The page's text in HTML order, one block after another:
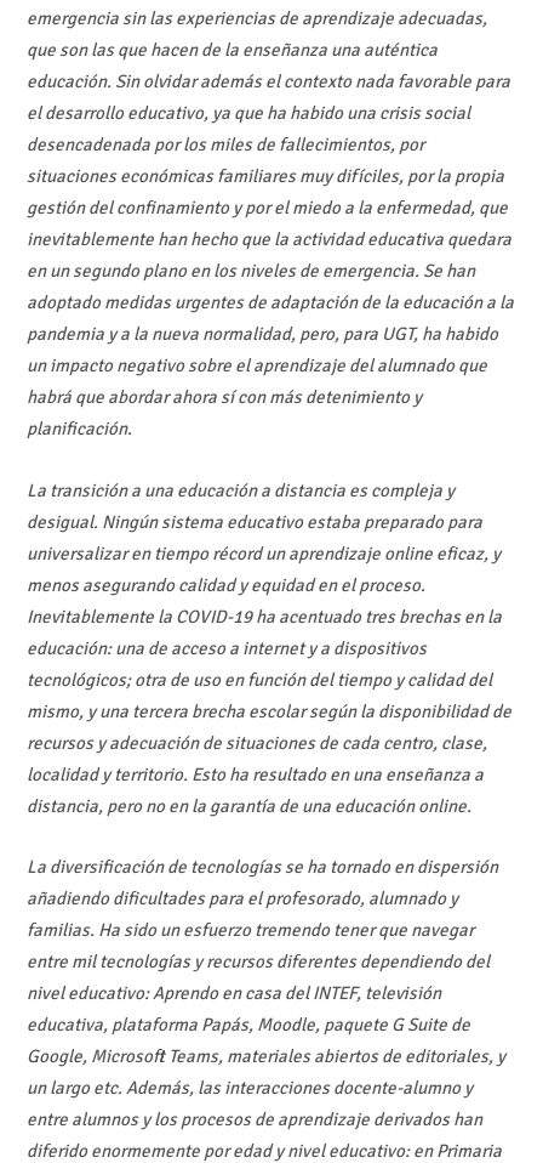
emergencia sin las experiencias de aprendizaje adecuadas,
que son las que hacen de la enseñanza una auténtica
educación. Sin olvidar además el contexto nada favorable para
el desarrollo educativo, ya que ha habido una crisis social
desencadenada por los miles de fallecimientos, por
situaciones económicas familiares muy difíciles, por la propia
gestión del confinamiento y por el miedo a la enfermedad, que
inevitablemente han hecho que la actividad educativa quedara
en un segundo plano en los niveles de emergencia. Se han
adoptado medidas urgentes de adaptación de la educación a la
pandemia y a la nueva normalidad, pero, para UGT, ha habido
un impacto negativo sobre el aprendizaje del alumnado que
habrá que abordar ahora sí con más detenimiento y
planificación.
La transición a una educación a distancia es compleja y
desigual. Ningún sistema educativo estaba preparado para
universalizar en tiempo récord un aprendizaje online eficaz, y
menos asegurando calidad y equidad en el proceso.
Inevitablemente la COVID-19 ha acentuado tres brechas en la
educación: una de acceso a internet y a dispositivos
tecnológicos; otra de uso en función del tiempo y calidad del
mismo, y una tercera brecha escolar según la disponibilidad de
recursos y adecuación de situaciones de cada centro, clase,
localidad y territorio. Esto ha resultado en una enseñanza a
distancia, pero no en la garantía de una educación online.
La diversificación de tecnologías se ha tornado en dispersión
añadiendo dificultades para el profesorado, alumnado y
familias. Ha sido un esfuerzo tremendo tener que navegar
entre mil tecnologías y recursos diferentes dependiendo del
nivel educativo: Aprendo en casa del INTEF, televisión
educativa, plataforma Papás, Moodle, paquete G Suite de
Google, Microsoft Teams, materiales abiertos de editoriales, y
un largo etc. Además, las interacciones docente-alumno y
entre alumnos y los procesos de aprendizaje derivados han
diferido enormemente por edad y nivel educativo: en Primaria